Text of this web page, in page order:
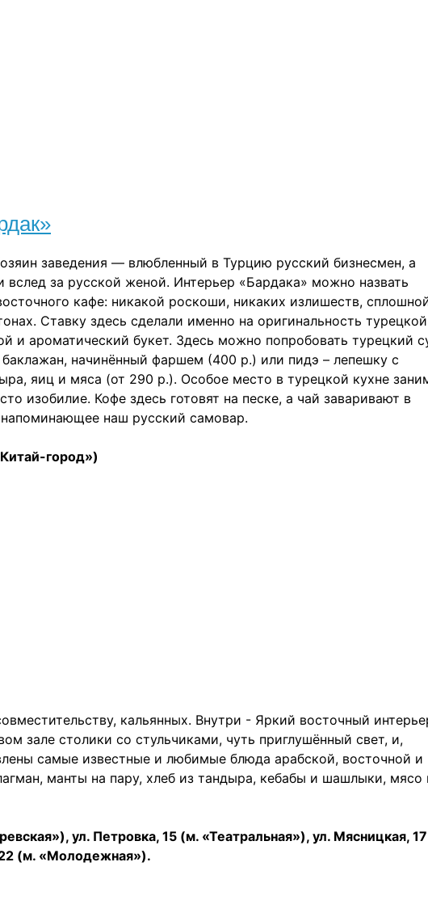
заведения — влюбленный в Турцию русский бизнесмен, а
вслед за русской женой. Интерьер «Бардака» можно назвать
кафе: никакой роскоши, никаких излишеств,
Ставку здесь сделали именно на оригинальность турецкой
и ароматический букет. Здесь можно попробовать турецкий
начинённый фаршем (400 р.) или пидэ – лепешку с
яиц и мяса (от 290 р.). Особое место в турецкой кухне
изобилие. Кофе здесь готовят на песке, а чай заваривают в
наш русский самовар.
город»)
кальянных. Внутри - Яркий восточный
зале столики со стульчиками, чуть приглушённый свет, и,
самые известные и любимые блюда арабской, восточной и
манты на пару, хлеб из тандыра, кебабы и шашлыки, мясо
ул. Петровка, 15 (м. «Театральная»), ул. Мясницкая,
(м. «Молодежная»).